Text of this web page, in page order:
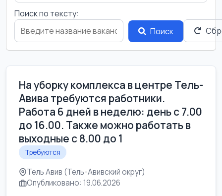
Поиск по тексту:
Поиск
На уборку комплекса в центре Тель-
Авива требуются работники.
Работа 6 дней в неделю: день с 7.00
до 16.00. Также можно работать в
выходные с 8.00 до 1
Требуются
Тель Авив (Тель-Авивский округ)
Опубликовано: 19.06.2026